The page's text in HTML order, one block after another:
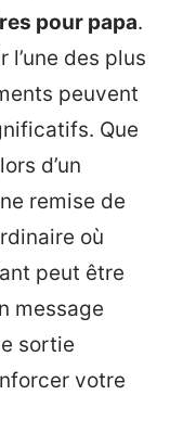
pour papa.
l’une des plus
peuvent
Que
d’un
remise de
où
peut être
message
sortie
votre